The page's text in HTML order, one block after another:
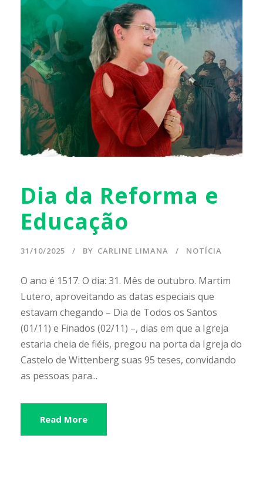
Dia da Reforma e
Educação
31/10/2025 BY CARLINE LIMANA NOTÍCIA
O ano é 1517. O dia: 31. Mês de outubro. Martim
Lutero, aproveitando as datas especiais que
estavam chegando – Dia de Todos os Santos
(01/11) e Finados (02/11) –, dias em que a Igreja
estaria cheia de fiéis, pregou na porta da Igreja do
Castelo de Wittenberg suas 95 teses, convidando
as pessoas para...
Read More